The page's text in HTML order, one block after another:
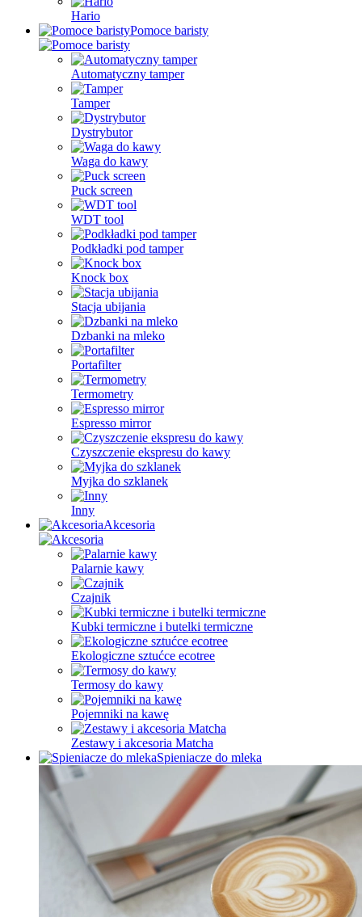
Hario
Pomoce baristy
Automatyczny tamper
Tamper
Dystrybutor
Waga do kawy
Puck screen
WDT tool
Podkładki pod tamper
Knock box
Stacja ubijania
Dzbanki na mleko
Portafilter
Termometry
Espresso mirror
Czyszczenie ekspresu do kawy
Myjka do szklanek
Inny
Akcesoria
Palarnie kawy
Czajnik
Kubki termiczne i butelki termiczne
Ekologiczne sztućce ecotree
Termosy do kawy
Pojemniki na kawę
Zestawy i akcesoria Matcha
Spieniacze do mleka